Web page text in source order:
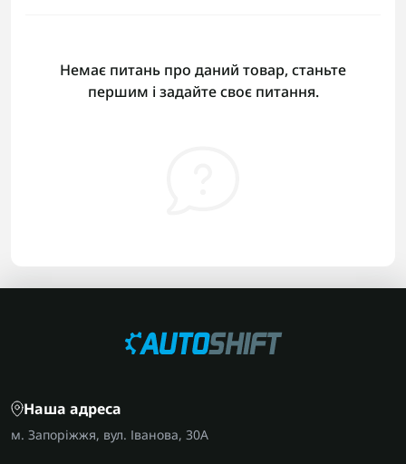
Немає питань про даний товар, станьте
першим і задайте своє питання.
Наша адреса
м. Запоріжжя, вул. Іванова, 30А